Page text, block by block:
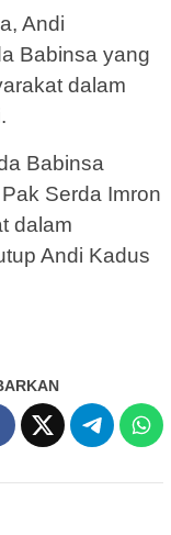
Andi
Babinsa yang
dalam
Babinsa
Serda Imron
dalam
Andi Kadus